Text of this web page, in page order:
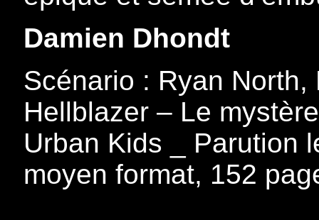
Damien Dhondt
Scénario : Ryan
Hellblazer – Le
Urban Kids _ Parution
moyen format, 152